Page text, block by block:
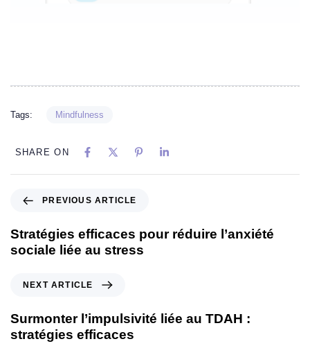
Tags: Mindfulness
SHARE ON
PREVIOUS ARTICLE
Stratégies efficaces pour réduire l’anxiété
sociale liée au stress
NEXT ARTICLE
Surmonter l’impulsivité liée au TDAH :
stratégies efficaces